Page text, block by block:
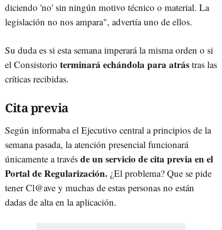
diciendo 'no' sin ningún motivo técnico o material. La
legislación no nos ampara", advertía uno de ellos.
Su duda es si esta semana imperará la misma orden o si
el Consistorio terminará echándola para atrás tras las
críticas recibidas.
Cita previa
Según informaba el Ejecutivo central a principios de la
semana pasada, la atención presencial funcionará
únicamente a través de un servicio de cita previa en el
Portal de Regularización. ¿El problema? Que se pide
tener Cl@ave y muchas de estas personas no están
dadas de alta en la aplicación.